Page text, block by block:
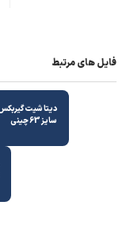
فایل های مرتبط
سایز 63 چینی